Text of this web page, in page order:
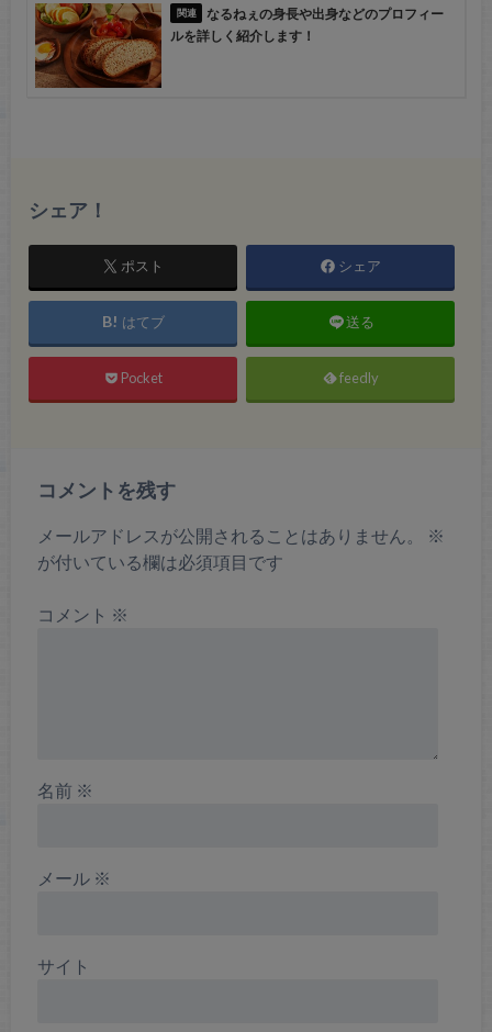
なるねぇの身長や出身などのプロフィー
ルを詳しく紹介します！
シェア！
ポスト シェア
はてブ 送る
Pocket feedly
コメントを残す
メールアドレスが公開されることはありません。
※
が付いている欄は必須項目です
コメント ※
名前 ※
メール ※
サイト